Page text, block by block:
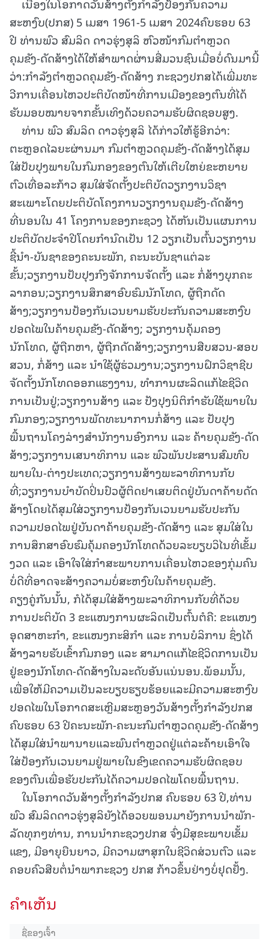
ເນື່ອງໃນໂອກາດວັນສ້າງຕັ້ງກຳລັງປ້ອງກັນຄວາມ
ສະຫງົບ(ປກສ) 5 ເມສາ 1961-5 ເມສາ 2024ຄົບຮອບ 63
ປີ ທ່ານພົວ ສົມລິດ ດາວຮຸ່ງສຸລິ ຫົວໜ້າກົມຕຳຫຼວດ
ຄຸມຂັງ-ດັດສ້າງໄດ້ໃຫ້ສຳພາດຜ່່ານສື່ມວນຊົນເມື່ອບໍ່ດົນມານີ້
ວ່າ:ກຳລັງຕຳຫຼວດຄຸມຂັງ-ດັດສ້າງ ກະຊວງປກສໄດ້ເພີ່ມທະ
ວີການເຄື່ອນໄຫວປະຕິບັດໜ້າທີ່ການເມືອງຂອງຕົນທີ່ໄດ້
ຮັບມອບໝາຍຈາກຂັ້ນເທິງດ້ວຍຄວາມຮັບຜິດຊອບສູງ.
ທ່ານ ພົວ ສົມລິດ ດາວຮຸ່ງສຸລິ ໄດ້ກ່າວໃຫ້ຮູ້ອີກວ່າ:
ຕະຫຼອດໄລຍະຜ່ານມາ ກົມຕຳຫຼວດຄຸມຂັງ-ດັດສ້າງໄດ້ສຸມ
ໃສ່ປັບປຸງພາຍໃນກົມກອງຂອງຕົນໃຫ້ເຕີບໃຫຍ່ຂະຫຍາຍ
ຕົວເທື່ອລະກ້າວ ສຸມໃສ່ຈັດຕັ້ງປະຕິບັດວຽກງານວິຊາ
ສະເພາະໂດຍປະຕິບັດໂຄງການວຽກງານຄຸມຂັງ-ດັດສ້າງ
ທີ່ນອນໃນ 41 ໂຄງການຂອງກະຊວງ ໄດ້ຫັນເປັນແຜນການ
ປະຕິບັດປະຈຳປີໂດຍກຳນົດເປັນ 12 ວຽກເປັນຕົ້ນວຽກງານ
ຊີ້ນໍາ-ບັນຊາຂອງຄະນະພັກ, ຄະນະບັນຊາແຕ່ລະ
ຂັ້ນ;ວຽກງານປັບປຸງກົງຈັກການຈັດຕັ້ງ ແລະ ກໍ່ສ້າງບຸກຄະ
ລາກອນ;ວຽກງານສຶກສາອົບຮົມນັກໂທດ, ຜູ້ຖືກດັດ
ສ້າງ;ວຽກງານປ້ອງກັນເວນຍາມຮັບປະກັນຄວາມສະຫງົບ
ປອດໄພໃນຄ້າຍຄຸມຂັງ-ດັດສ້າງ; ວຽກງານຄຸ້ມຄອງ
ນັກໂທດ, ຜູ້ຖືກຫາ, ຜູ້ຖືກດັດສ້າງ;ວຽກງານສືບສວນ-ສອບ
ສວນ, ກໍ່ສ້າງ ແລະ ນໍາໃຊ້ຜູ້ຮ່ວມງານ;ວຽກງານຝຶກວິຊາຊີບ
ຈັດຕັ້ງນັກໂທດອອກແຮງງານ, ທໍາການຜະລິດແກ້ໄຂຊີວິດ
ການເປັນຢູ່;ວຽກງານສ້າງ ແລະ ປັງປຸງນິຕິກຳຮັບໃຊ້ພາຍໃນ
ກົມກອງ;ວຽກງານພັດທະນາການກໍ່ສ້າງ ແລະ ປັບປຸງ
ພື້ນຖານໂຄງລ່າງສໍານັກງານອົງການ ແລະ ຄ້າຍຄຸມຂັງ-ດັດ
ສ້າງ;ວຽກງານເສນາທິການ ແລະ ພົວພັນປະສານສົມທົບ
ພາຍໃນ-ຕ່າງປະເທດ;ວຽກງານສ້າງພະລາທິການກັບ
ທີ່;ວຽກງານບຳບັດປິ່ນປົວຜູ້ຕິດຢາເສບຕິດຢູ່ບັນດາຄ້າຍດັດ
ສ້າງໂດຍໄດ້ສຸມໃສ່ວຽກງານປ້ອງກັນເວນຍາມຮັບປະກັນ
ຄວາມປອດໄພຢູ່ບັນດາຄ້າຍຄຸມຂັງ-ດັດສ້າງ ແລະ ສຸມໃສ່ໃນ
ການສຶກສາອົບຮົມຄຸ້ມຄອງນັກໂທດດ້ວຍລະບຽບວິໄນທີ່ເຂັ້ມ
ງວດ ແລະ ເອົາໃຈໃສ່ກຳສະພາບການເຄື່ອນໄຫວຂອງກຸ່ມຄົນ
ບໍ່ດີທີ່ອາດຈະສ້າງຄວາມບໍ່ສະຫງົບໃນຄ້າຍຄຸມຂັງ.
ຄຽງຄູ່ກັນນັ້ນ, ກໍໄດ້ສຸມໃສ່ສ້າງພະລາທິການກັບທີ່ດ້ວຍ
ການປະຕິບັດ 3 ຂະແໜງການຜະລິດເປັນຕົ້ນຕໍຄື: ຂະແໜງ
ອຸດສາຫະກຳ, ຂະແໜງກະສິກຳ ແລະ ການບໍລິການ ຊຶ່ງໄດ້
ສ້າງລາຍຮັບເຂົ້າກົມກອງ ແລະ ສາມາດແກ້ໄຂຊີວິດການເປັນ
ຢູ່ຂອງນັກໂທດ-ດັດສ້າງໃນລະດັບອັນແນ່ນອນ.ພ້ອມນັ້ນ,
ເພື່ອໃຫ້ມີຄວາມເປັນລະບຽບຮຽບຮ້ອຍແລະມີຄວາມສະຫງົບ
ປອດໄພໃນໂອກາດສະເຫຼີມສະຫຼອງວັນສ້າງຕັ້ງກຳລັງປກສ
ຄົບຮອບ 63 ປີຄະນະພັກ-ຄະນະກົມຕໍາຫຼວດຄຸມຂັງ-ດັດສ້າງ
ໄດ້ສຸມໃສ່ນໍາພານາຍແລະພົນຕໍາຫຼວດຢູ່ແຕ່ລະຄ້າຍເອົາໃຈ
ໃສ່ປ້ອງກັນເວນຍາມຢູ່ພາຍໃນຂົງເຂດຄວາມຮັບຜິດຊອບ
ຂອງຕົນເພື່ອຮັບປະກັນໄດ້ຄວາມປອດໄພໂດຍພື້ນຖານ.
ໃນໂອກາດວັນສ້າງຕັ້ງກໍາລັງປກສ ຄົບຮອບ 63 ປີ,ທ່ານ
ພົວ ສົມລິດດາວຮຸ່ງສຸລິຍັງໄດ້ອວຍພອນມາຍັງການນໍາພັກ-
ລັດທຸກໆທ່ານ, ການນໍາກະຊວງປກສ ຈົ່ງມີສຸຂະພາບເຂັ້ມ
ແຂງ, ມີອາຍຸຍືນຍາວ, ມີຄວາມຜາສຸກໃນຊີວິດສ່ວນຕົວ ແລະ
ຄອບຄົວສືບຕໍ່ນໍາພາກະຊວງ ປກສ ກ້າວຂຶ້ນຢ່າງບໍ່ຢຸດຢັ້ງ.
ຄໍາເຫັນ